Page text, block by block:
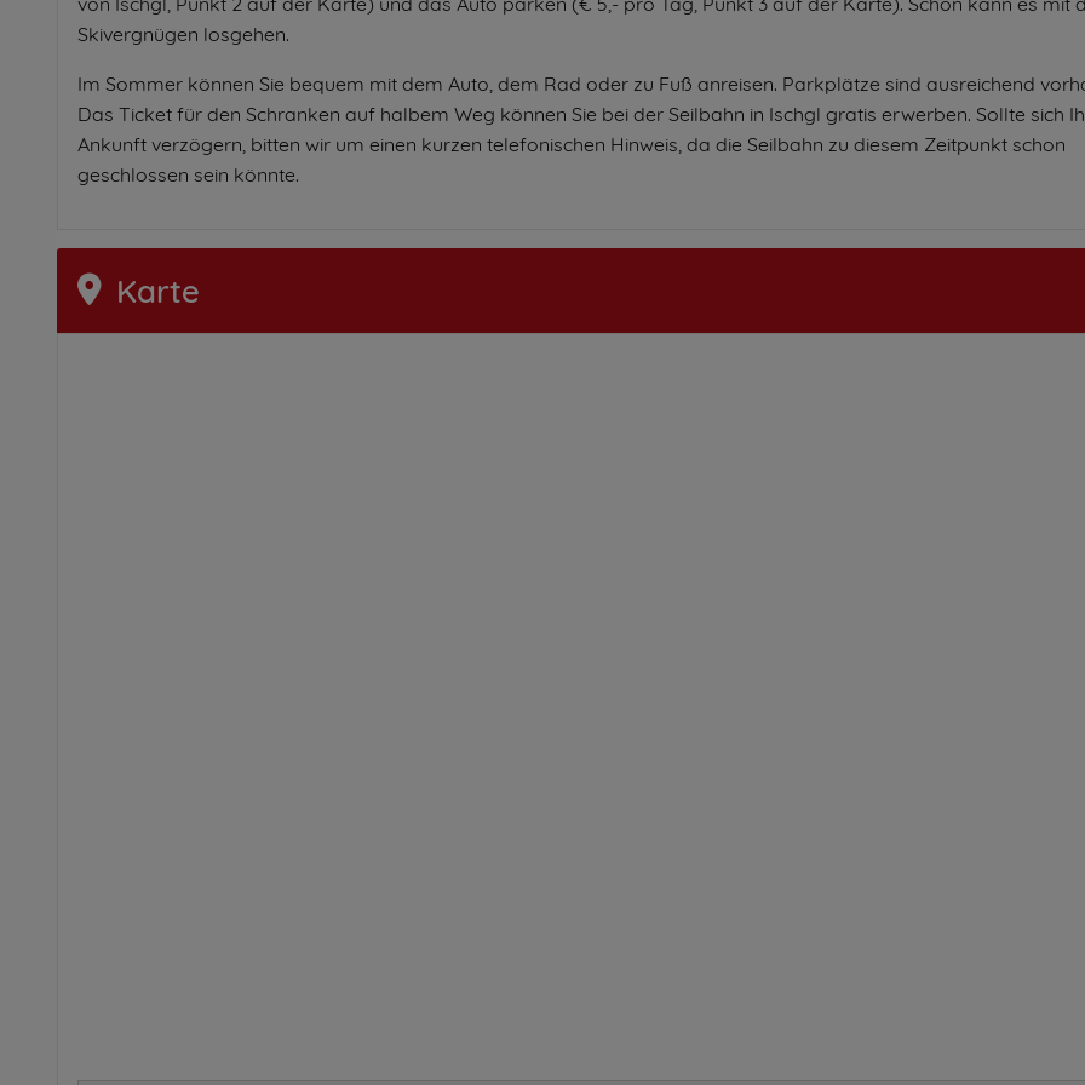
Skivergnügen losgehen.
Im Sommer können Sie bequem mit dem Auto, dem Rad oder zu Fuß anreisen. Parkplätze sind ausreichend
Das Ticket für den Schranken auf halbem Weg können Sie bei der Seilbahn in Ischgl gratis erwerben. Sollte sich
Ankunft verzögern, bitten wir um einen kurzen telefonischen Hinweis, da die Seilbahn zu diesem Zeitpunkt schon
geschlossen sein könnte.
Karte